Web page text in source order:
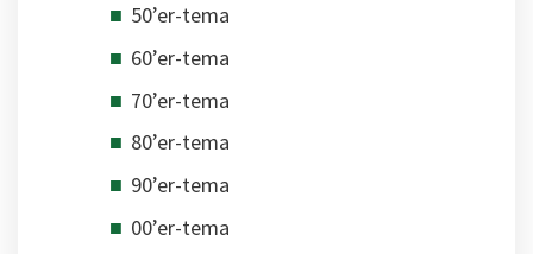
50’er-tema
60’er-tema
70’er-tema
80’er-tema
90’er-tema
00’er-tema